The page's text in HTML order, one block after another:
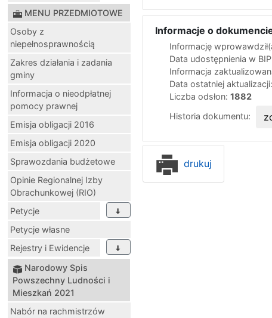
MENU PRZEDMIOTOWE
Osoby z
niepełnosprawnością
Zakres działania i zadania
gminy
Informacja o nieodpłatnej
pomocy prawnej
Emisja obligacji 2016
Emisja obligacji 2020
Sprawozdania budżetowe
Opinie Regionalnej Izby
Obrachunkowej (RIO)
Petycje
Petycje własne
Rejestry i Ewidencje
Narodowy Spis
Powszechny Ludności i
Mieszkań 2021
Nabór na rachmistrzów
Informacje o
Informację
Data udostępnienia w
Informacja
Data ostatniej aktualizacji:
Liczba odsłon: 1882
Historia dokumentu:
drukuj